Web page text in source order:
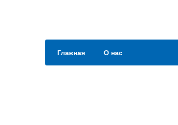
Главная О нас